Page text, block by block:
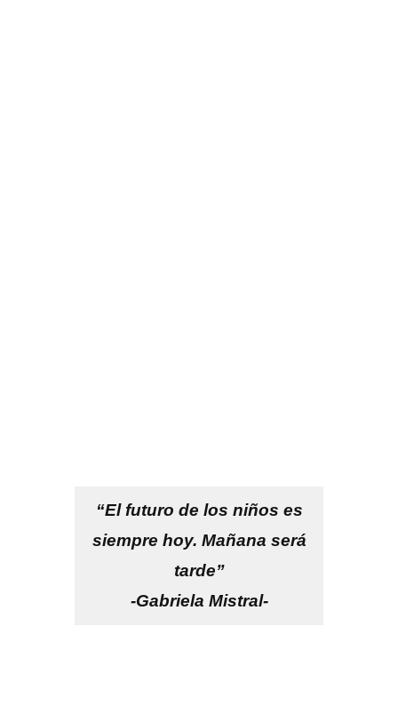
“El futuro de los niños es
siempre hoy. Mañana será
tarde”
-Gabriela Mistral-